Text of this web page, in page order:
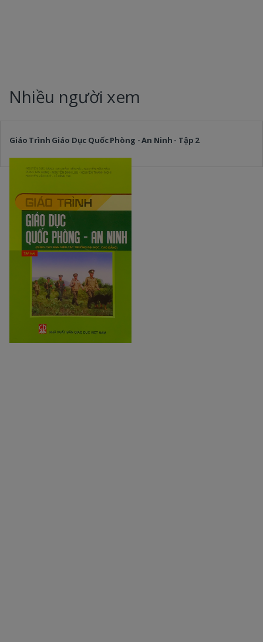
Nhiều người xem
Giáo Trình Giáo Dục Quốc Phòng - An Ninh - Tập 2